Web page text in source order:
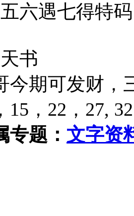
五六遇七得特
书
今期可发财，
15，22，27,
专题： 文字资